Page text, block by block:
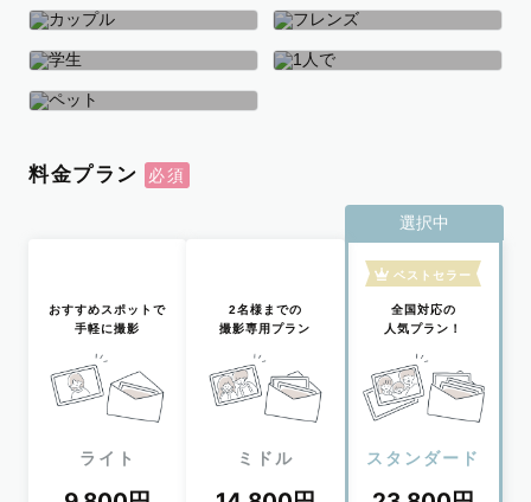
マタニティ ウェディング
カップル フレンズ
学生
料金プラン
おすすめスポットで
手軽に撮影
ライト
2名様までの
撮影専用プラン
ミドル
選択中
ベストセラー
全国対応の
人気プラン！
スタンダード